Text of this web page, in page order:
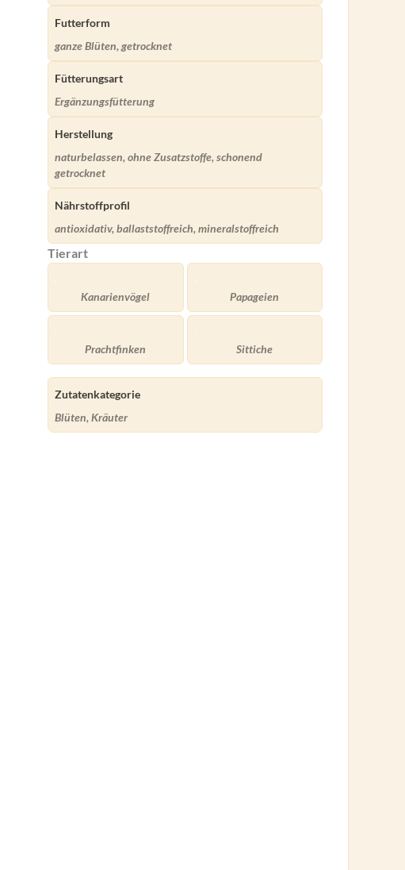
Futterform
ganze Blüten, getrocknet
Fütterungsart
Ergänzungsfütterung
Herstellung
naturbelassen, ohne Zusatzstoffe, schonend
getrocknet
Nährstoffprofil
antioxidativ, ballaststoffreich, mineralstoffreich
Tierart
Kanarienvögel Papageien
Prachtfinken Sittiche
Zutatenkategorie
Blüten, Kräuter